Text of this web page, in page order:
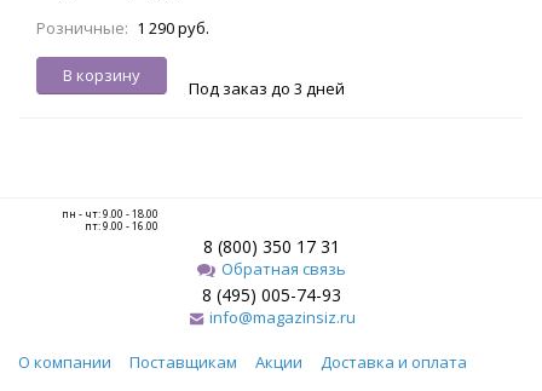
Розничные: 1 290 руб.
В корзину
Под заказ до 3 дней
пн - чт: 9.00 - 18.00
пт: 9.00 - 16.00
8 (800) 350 17 31
Обратная связь
8 (495) 005-74-93
info@magazinsiz.ru
О компании Поставщикам Акции
Доставка и оплата